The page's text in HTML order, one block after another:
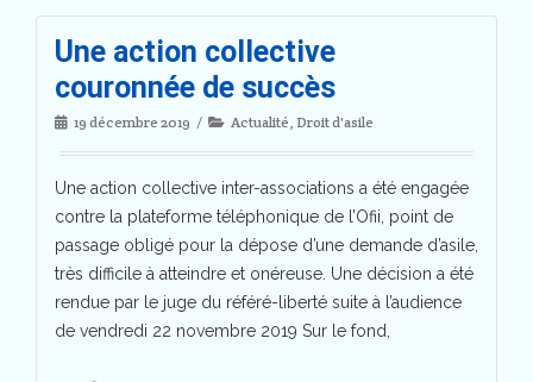
Une action collective
couronnée de succès
19 décembre 2019 Actualité Droit d'asile
Une action collective inter-associations a été engagée
contre la plateforme téléphonique de l’Ofii, point de
passage obligé pour la dépose d’une demande d’asile,
très difficile à atteindre et onéreuse. Une décision a été
rendue par le juge du référé-liberté suite à l’audience
de vendredi 22 novembre 2019 Sur le fond,